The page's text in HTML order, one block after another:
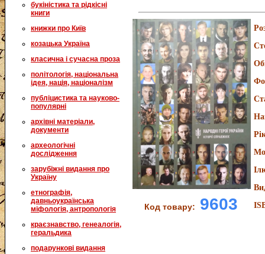
букіністика та рідкісні
книги
книжки про Київ
козацька Україна
класична і сучасна проза
політологія, національна
ідея, нація, націоналізм
публіцистика та науково-
популярні
архівні матеріали,
документи
археологічні
дослідження
зарубіжні видання про
Україну
етнографія,
давньоукраїнська
міфологія, антропологія
краєзнавство, генеалогія,
геральдика
подарункові видання
Код товару: 9603